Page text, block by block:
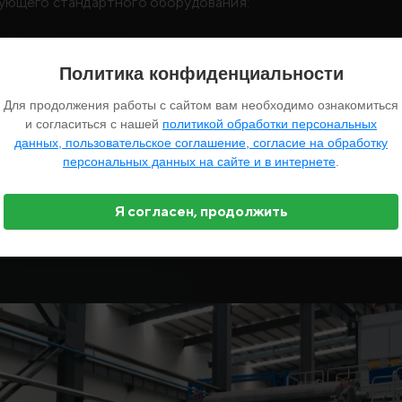
отдел;
дополнения может быть автомат, изготавливающий
Политика конфиденциальности
Для продолжения работы с сайтом вам необходимо ознакомиться
и согласиться с нашей политикой обработки персональных
данных, пользовательское соглашение, согласие на обработку
персональных данных на сайте и в интернете
Я согласен, продолжить